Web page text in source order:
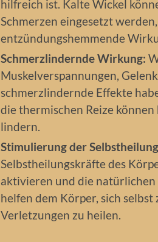
hilfreich ist. Kalte Wickel
Schmerzen eingesetzt
entzündungshemmende
Schmerzlindernde Wirkung:
Muskelverspannungen,
schmerzlindernde Effekte
die thermischen Reize
lindern.
Stimulierung der
Selbstheilungskräfte des
aktivieren und die natürlichen
helfen dem Körper, sich
Verletzungen zu heilen.